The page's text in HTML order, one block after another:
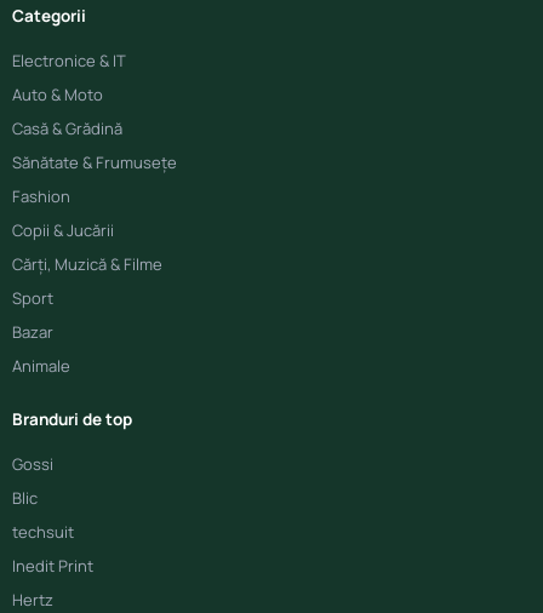
Categorii
Electronice & IT
Auto & Moto
Casă & Grădină
Sănătate & Frumusețe
Fashion
Copii & Jucării
Cărți, Muzică & Filme
Sport
Bazar
Animale
Branduri de top
Gossi
Blic
techsuit
Inedit Print
Hertz